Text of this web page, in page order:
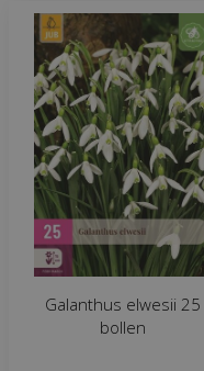
Galanthus elwesii 25
bollen